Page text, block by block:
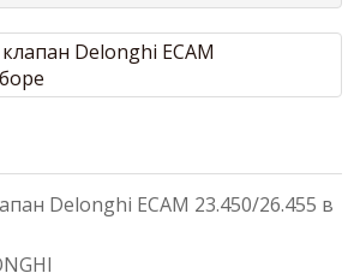
Delonghi ECAM 23.450/26.455 в